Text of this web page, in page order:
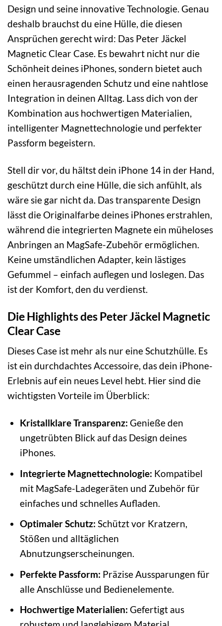
Design und seine innovative Technologie. Genau
deshalb brauchst du eine Hülle, die diesen
Ansprüchen gerecht wird: Das Peter Jäckel
Magnetic Clear Case. Es bewahrt nicht nur die
Schönheit deines iPhones, sondern bietet auch
einen herausragenden Schutz und eine nahtlose
Integration in deinen Alltag. Lass dich von der
Kombination aus hochwertigen Materialien,
intelligenter Magnettechnologie und perfekter
Passform begeistern.
Stell dir vor, du hältst dein iPhone 14 in der Hand,
geschützt durch eine Hülle, die sich anfühlt, als
wäre sie gar nicht da. Das transparente Design
lässt die Originalfarbe deines iPhones erstrahlen,
während die integrierten Magnete ein müheloses
Anbringen an MagSafe-Zubehör ermöglichen.
Keine umständlichen Adapter, kein lästiges
Gefummel – einfach auflegen und loslegen. Das
ist der Komfort, den du verdienst.
Die Highlights des Peter Jäckel Magnetic
Clear Case
Dieses Case ist mehr als nur eine Schutzhülle. Es
ist ein durchdachtes Accessoire, das dein iPhone-
Erlebnis auf ein neues Level hebt. Hier sind die
wichtigsten Vorteile im Überblick:
Kristallklare Transparenz: Genieße den
ungetrübten Blick auf das Design deines
iPhones.
Integrierte Magnettechnologie: Kompatibel
mit MagSafe-Ladegeräten und Zubehör für
einfaches und schnelles Aufladen.
Optimaler Schutz: Schützt vor Kratzern,
Stößen und alltäglichen
Abnutzungserscheinungen.
Perfekte Passform: Präzise Aussparungen für
alle Anschlüsse und Bedienelemente.
Hochwertige Materialien: Gefertigt aus